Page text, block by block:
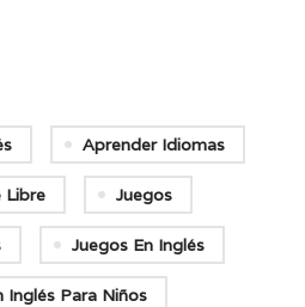
Aprender Idiomas
Libre Juegos
Juegos En Inglés
Inglés Para Niños